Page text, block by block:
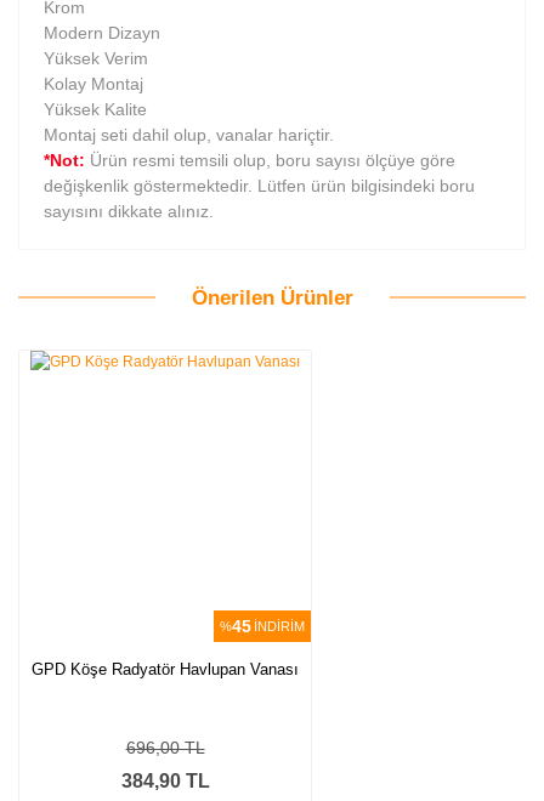
Krom
Modern Dizayn
Yüksek Verim
Kolay Montaj
Yüksek Kalite
Montaj seti dahil olup, vanalar hariçtir.
*Not: Ürün resmi temsili olup, boru sayısı ölçüye göre
değişkenlik göstermektedir. Lütfen ürün bilgisindeki boru
sayısını dikkate alınız.
Önerilen Ürünler
%45 İNDİRİM
GPD Köşe Radyatör Havlupan Vanası
384,90 TL
696,00 TL